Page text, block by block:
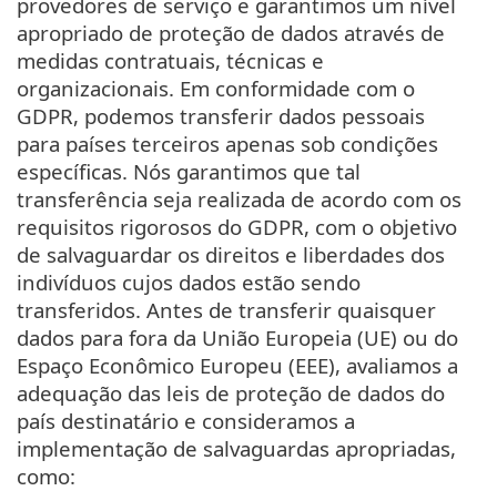
apropriado de proteção de dados através de
medidas contratuais, técnicas e
organizacionais. Em conformidade com o
GDPR, podemos transferir dados pessoais
para países terceiros apenas sob condições
específicas. Nós garantimos que tal
transferência seja realizada de acordo com os
requisitos rigorosos do GDPR, com o objetivo
de salvaguardar os direitos e liberdades dos
indivíduos cujos dados estão sendo
transferidos. Antes de transferir quaisquer
dados para fora da União Europeia (UE) ou do
Espaço Econômico Europeu (EEE), avaliamos a
adequação das leis de proteção de dados do
país destinatário e consideramos a
implementação de salvaguardas apropriadas,
como: